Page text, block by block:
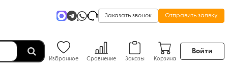
Заказать звонок Отправить заявку
Избранное Сравнение Заказы Корзина
Войти